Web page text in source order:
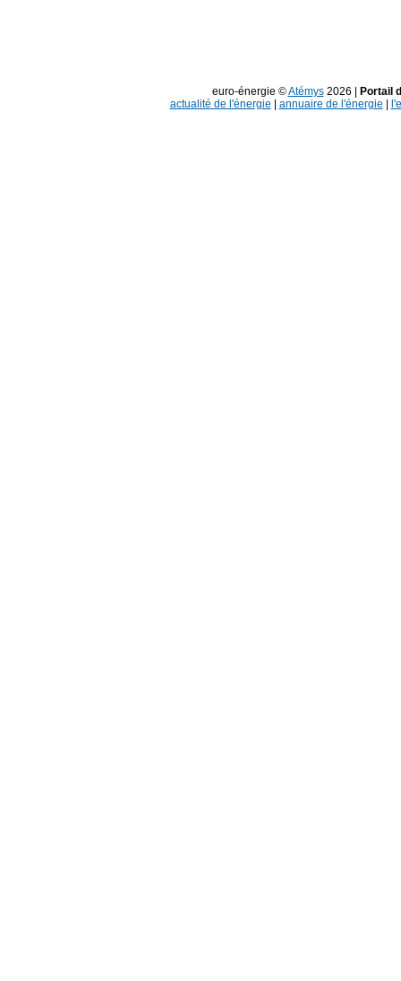
euro-énergie ©Atémys2026 |
Portail
actualité de l'énergie
annuaire de l'énergie